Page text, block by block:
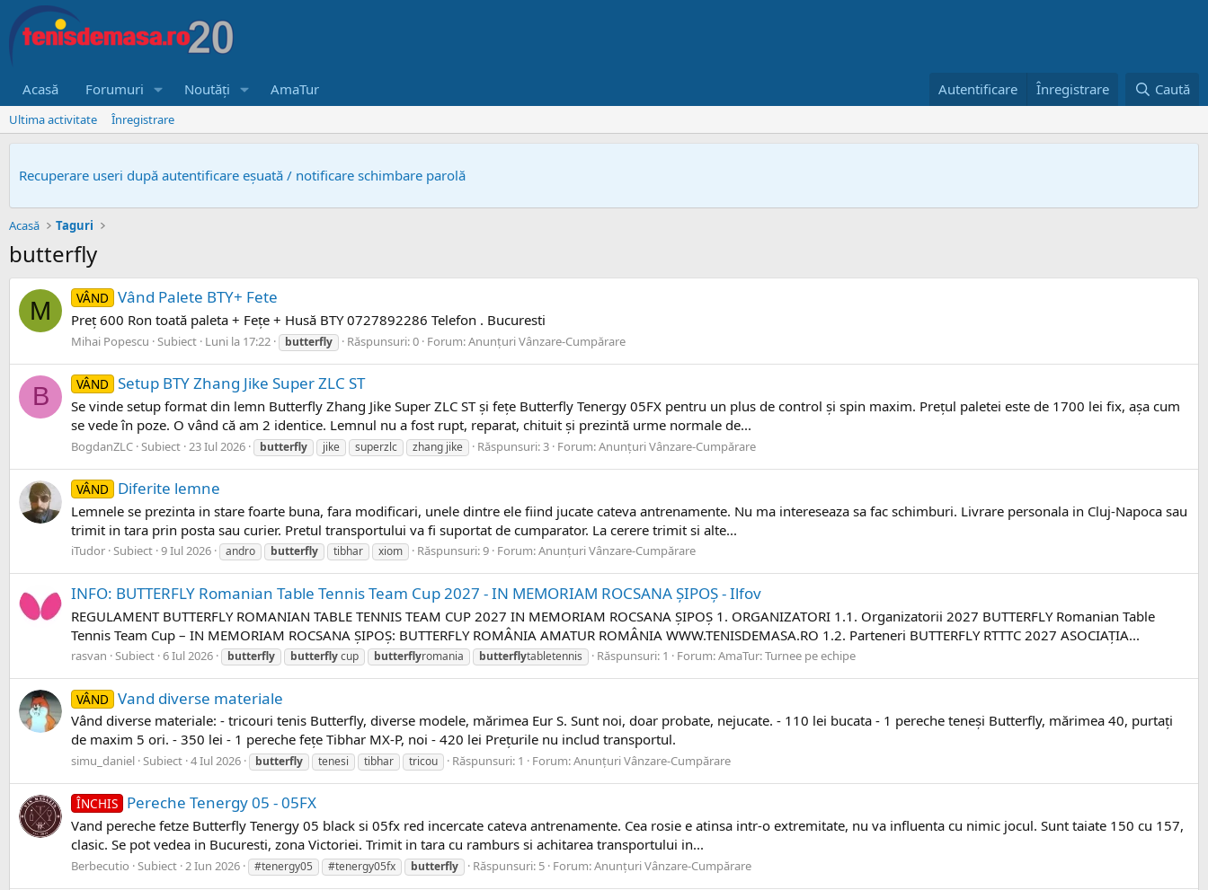
Acasă Forumuri Noutăți AmaTur Autentificare Înregistrare Caută
Ultima activitate Înregistrare
Recuperare useri după autentificare eșuată / notificare schimbare parolă
Acasă Taguri
butterfly
M VÂND Vând Palete BTY+ Fete
Preț 600 Ron toată paleta + Fețe + Husă BTY 0727892286 Telefon . Bucuresti
Mihai Popescu Subiect Luni la 17:22 butterfly Răspunsuri: 0 Forum:Anunțuri Vânzare-Cumpărare
B VÂND Setup BTY Zhang Jike Super ZLC ST
Se vinde setup format din lemn Butterfly Zhang Jike Super ZLC ST și fețe Butterfly Tenergy 05FX pentru un plus de control și spin maxim. Prețul paletei este de 1700 lei fix, așa cum
se vede în poze. O vând că am 2 identice. Lemnul nu a fost rupt, reparat, chituit și prezintă urme normale de...
BogdanZLC Subiect 23 Iul 2026 butterfly jike superzlc zhang jike Răspunsuri: 3 Forum:Anunțuri Vânzare-Cumpărare
VÂND Diferite lemne
Lemnele se prezinta in stare foarte buna, fara modificari, unele dintre ele fiind jucate cateva antrenamente. Nu ma intereseaza sa fac schimburi. Livrare personala in Cluj-Napoca sau
trimit in tara prin posta sau curier. Pretul transportului va fi suportat de cumparator. La cerere trimit si alte...
iTudor Subiect 9 Iul 2026 andro butterfly tibhar xiom Răspunsuri: 9 Forum:Anunțuri Vânzare-Cumpărare
INFO: BUTTERFLY Romanian Table Tennis Team Cup 2027 - IN MEMORIAM ROCSANA ȘIPOȘ - Ilfov
REGULAMENT BUTTERFLY ROMANIAN TABLE TENNIS TEAM CUP 2027 IN MEMORIAM ROCSANA ȘIPOȘ 1. ORGANIZATORI 1.1. Organizatorii 2027 BUTTERFLY Romanian Table
Tennis Team Cup – IN MEMORIAM ROCSANA ȘIPOȘ: BUTTERFLY ROMÂNIA AMATUR ROMÂNIA WWW.TENISDEMASA.RO 1.2. Parteneri BUTTERFLY RTTTC 2027 ASOCIAȚIA...
rasvan Subiect 6 Iul 2026 butterfly butterflycup butterflyromania butterflytabletennis Răspunsuri: 1 Forum:AmaTur: Turnee pe echipe
VÂND Vand diverse materiale
Vând diverse materiale: - tricouri tenis Butterfly, diverse modele, mărimea Eur S. Sunt noi, doar probate, nejucate. - 110 lei bucata - 1 pereche teneși Butterfly, mărimea 40, purtați
de maxim 5 ori. - 350 lei - 1 pereche fețe Tibhar MX-P, noi - 420 lei Prețurile nu includ transportul.
simu_daniel Subiect 4 Iul 2026 butterfly tenesi tibhar tricou Răspunsuri: 1 Forum:Anunțuri Vânzare-Cumpărare
ÎNCHIS Pereche Tenergy 05 - 05FX
Vand pereche fetze Butterfly Tenergy 05 black si 05fx red incercate cateva antrenamente. Cea rosie e atinsa intr-o extremitate, nu va influenta cu nimic jocul. Sunt taiate 150 cu 157,
clasic. Se pot vedea in Bucuresti, zona Victoriei. Trimit in tara cu ramburs si achitarea transportului in...
Berbecutio Subiect 2 Iun 2026 #tenergy05 #tenergy05fx butterfly Răspunsuri: 5 Forum:Anunțuri Vânzare-Cumpărare